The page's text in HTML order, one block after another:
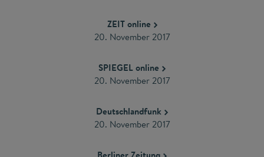
ZEIT online
20. November 2017
SPIEGEL online
20. November 2017
Deutschlandfunk
20. November 2017